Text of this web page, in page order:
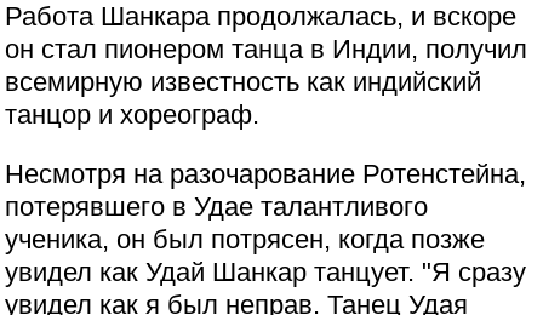
Работа Шанкара продолжалась, и вскоре
он стал пионером танца в Индии, получил
всемирную известность как индийский
танцор и хореограф.
Несмотря на разочарование Ротенстейна,
потерявшего в Удае талантливого
ученика, он был потрясен, когда позже
увидел как Удай Шанкар танцует. "Я сразу
увидел как я был неправ. Танец Удая